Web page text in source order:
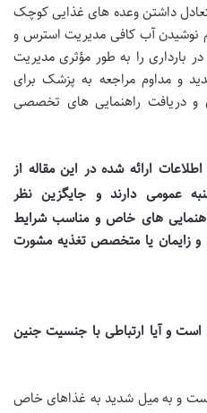
داشتن وعده های غذایی کوچک
نوشیدن آب کافی مدیریت استرس و
بارداری را به طور مؤثری مدیریت
و مداوم مراجعه به پزشک برای
دریافت راهنمایی های تخصصی
ارائه شده در این مقاله از
عمومی دارند و جایگزین نظر
های خاص و مناسب شرایط
زایمان یا متخصص تغذیه مشورت
است و آیا ارتباطی با جنسیت جنین
است و به میل شدید به غذاهای خاص